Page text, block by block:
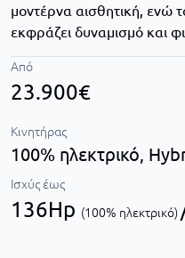
μοντέρνα αισθητική, ενώ
εκφράζει δυναμισμό και
Από
23.900€
Κινητήρας
100% ηλεκτρικό,
Ισχύς έως
136Hp (100% ηλεκτρικό)